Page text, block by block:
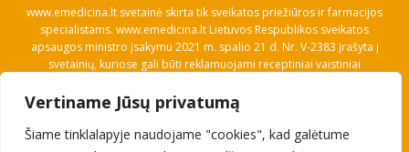
Vertiname Jūsų privatumą
Šiame tinklalapyje naudojame "cookies", kad galėtume
www.emedicina.lt svetainė skirta tik sveikatos priežiūros ir farmacijos
specialistams. www.emedicina.lt Lietuvos Respublikos sveikatos
apsaugos ministro įsakymu 2021 m. spalio 21 d. Nr. V-2383 įrašyta į
svetainių, kuriose gali būti reklamuojami receptiniai vaistiniai
savo profesinę kvalifikaciją. Naudingos nuorodos: Vaistų ir medicinos
pagalbos priemonių kainų paieška, VVKT tinklalapis, Sveikatos
priežiūros ar farmacijos specialisto pranešimo apie įtariamą